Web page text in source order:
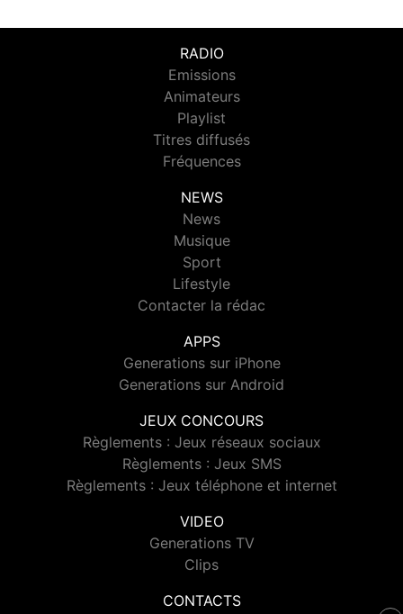
RADIO
Emissions
Animateurs
Playlist
Titres diffusés
Fréquences
NEWS
News
Musique
Sport
Lifestyle
Contacter la rédac
APPS
Generations sur iPhone
Generations sur Android
JEUX CONCOURS
Règlements : Jeux réseaux sociaux
Règlements : Jeux SMS
Règlements : Jeux téléphone et internet
VIDEO
Generations TV
Clips
CONTACTS